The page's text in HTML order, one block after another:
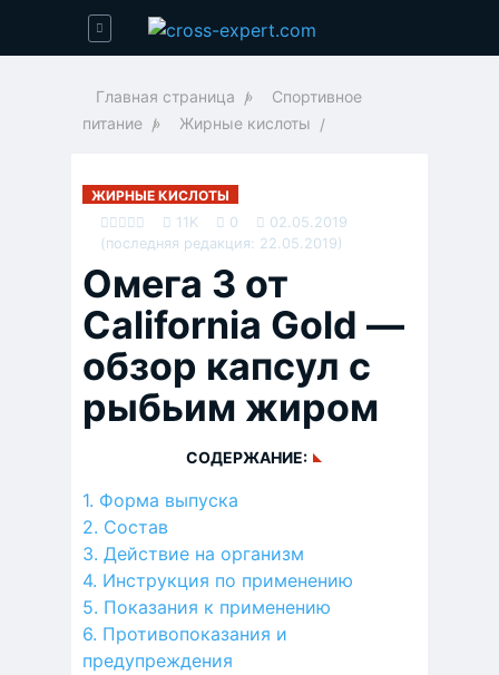
Главная страница »
Спортивное
питание » Жирные кислоты
ЖИРНЫЕ КИСЛОТЫ
11K
0
02.05.2019
(последняя редакция: 22.05.2019)
Омега 3 от
California Gold —
обзор капсул с
рыбьим жиром
СОДЕРЖАНИЕ:
Форма выпуска
Состав
Действие на организм
Инструкция по применению
Показания к применению
Противопоказания и
предупреждения